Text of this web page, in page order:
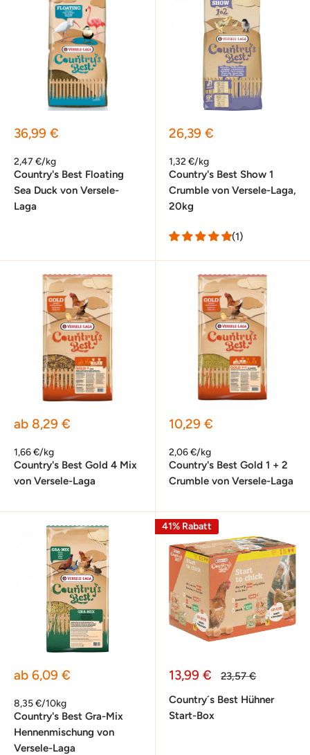
Sonderpreis
36,99 €
2,47 €/kg
Country's Best Floating
Sea Duck von Versele-
Laga
Sonderpreis
26,39 €
1,32 €/kg
Country's Best Show 1
Crumble von Versele-Laga,
20kg
(1)
Sonderpreis
ab 8,29 €
1,66 €/kg
Country's Best Gold 4 Mix
von Versele-Laga
Sonderpreis
10,29 €
2,06 €/kg
Country's Best Gold 1 + 2
Crumble von Versele-Laga
Sonderpreis
ab 6,09 €
8,35 €/10kg
Country's Best Gra-Mix
Hennenmischung von
Versele-Laga
41% Rabatt
Sonderpreis
13,99 € Normalpreis
23,57 €
Country´s Best Hühner
Start-Box